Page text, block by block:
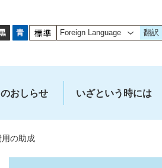
翻訳
おしらせ いざという時には
の助成